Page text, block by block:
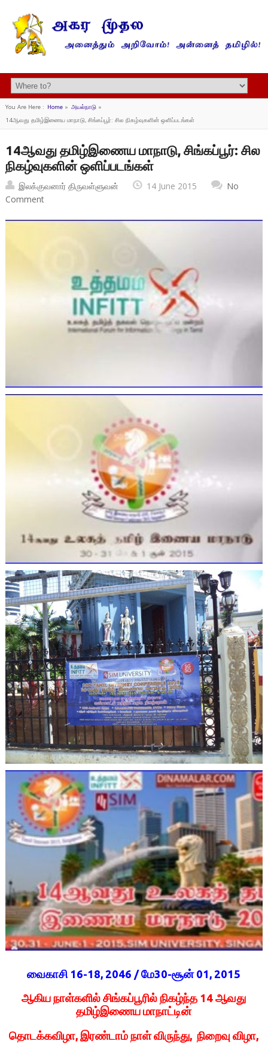
You Are Here : Home» அயல்நாடு»
14ஆவது தமிழ்இணைய மாநாடு, சிங்கப்பூர்: சில நிகழ்வுகளின் ஒளிப்படங்கள்
14ஆவது தமிழ்இணைய மாநாடு, சிங்கப்பூர்: சில
நிகழ்வுகளின் ஒளிப்படங்கள்
இலக்குவனார் திருவள்ளுவன் 14 June 2015
No
Comment
வைகாசி 16-18, 2046 / மே30-சூன் 01, 2015
ஆகிய நாள்களில் சிங்கப்பூரில் நிகழ்ந்த 14 ஆவது
தமிழ்இணைய மாநாட்டின்
தொடக்கவிழா, இரண்டாம் நாள் விருந்து, நிறைவு விழா,